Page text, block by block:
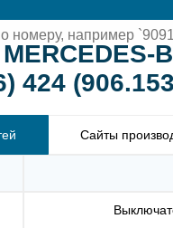
424
Сайты